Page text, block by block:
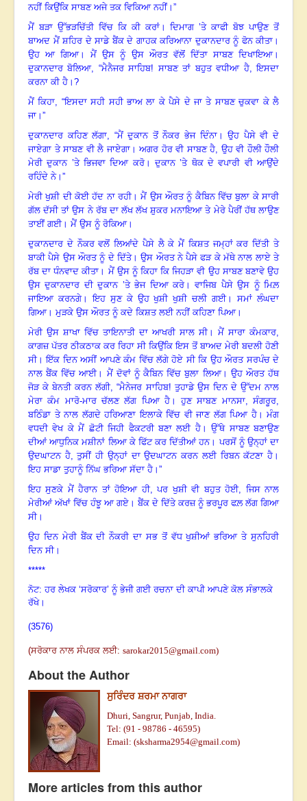
ਨਹੀਂ ਕਿਉਂਕਿ ਸਾਬਣ ਅਜੇ ਤਕ ਵਿਕਿਆ ਨਹੀਂ। ”
ਮੈਂ ਬੜਾ ਉੱਭੜਚਿੱਤੀ ਵਿੱਚ ਕਿ ਕੀ ਕਰਾਂ।ਦਿਮਾਗ ’ਤੇ ਕਾਫੀ ਬੋਝ ਪਾਉਣ ਤੋਂ
ਬਾਅਦ ਮੈਂ ਸ਼ਹਿਰ ਦੇ ਸਾਡੇ ਬੈਂਕ ਦੇ ਗਾਹਕ ਕਰਿਆਨਾ ਦੁਕਾਨਦਾਰ ਨੂੰ ਫੋਨ ਕੀਤਾ ।
ਉਹ ਆ ਗਿਆ।ਮੈਂ ਉਸ ਨੂੰ ਉਸ ਔਰਤ ਵੱਲੋਂ ਦਿੱਤਾ ਸਾਬਣ ਦਿਖਾਇਆ।
ਦੁਕਾਨਦਾਰ ਬੋਲਿਆ, “ਮੈਨੈਜਰ ਸਾਹਿਬ! ਸਾਬਣ ਤਾਂ ਬਹੁਤ ਵਧੀਆ ਹੈ, ਇਸਦਾ
ਕਰਨਾ ਕੀ ਹੈ । ?
ਮੈਂ ਕਿਹਾ, “ਇਸਦਾ ਸਹੀ ਸਹੀ ਭਾਅ ਲਾ ਕੇ ਪੈਸੇ ਦੇ ਜਾ ਤੇ ਸਾਬਣ ਚੁਕਵਾ ਕੇ ਲੈ
ਜਾ । ”
ਦੁਕਾਨਦਾਰ ਕਹਿਣ ਲੱਗਾ, “ਮੈਂ ਦੁਕਾਨ ਤੋਂ ਨੌਕਰ ਭੇਜ ਦਿੰਨਾ।
ਉਹ ਪੈਸੇ ਵੀ ਦੇ
ਜਾਏਗਾ ਤੇ ਸਾਬਣ ਵੀ ਲੈ ਜਾਏਗਾ। ਅਗਰ ਹੋਰ ਵੀ ਸਾਬਣ ਹੈ, ਉਹ ਵੀ ਹੌਲੀ ਹੌਲੀ
ਮੇਰੀ ਦੁਕਾਨ ’ਤੇ ਭਿਜਵਾ ਦਿਆ ਕਰੋ।ਦੁਕਾਨ ’ਤੇ ਥੋਕ ਦੇ ਵਪਾਰੀ ਵੀ ਆਉਂਦੇ
ਰਹਿੰਦੇ ਨੇ। ”
ਮੇਰੀ ਖੁਸ਼ੀ ਦੀ ਕੋਈ ਹੱਦ ਨਾ ਰਹੀ।ਮੈਂ ਉਸ ਔਰਤ ਨੂੰ ਕੈਬਿਨ ਵਿੱਚ ਬੁਲਾ ਕੇ ਸਾਰੀ
ਗੱਲ ਦੱਸੀ ਤਾਂ ਉਸ ਨੇ ਰੱਬ ਦਾ ਲੱਖ ਲੱਖ ਸ਼ੁਕਰ ਮਨਾਇਆ ਤੇ ਮੇਰੇ ਪੈਰੀਂ ਹੱਥ ਲਾਉਣ
ਤਾਈਂ ਗਈ। ਮੈਂ ਉਸ ਨੂੰ ਰੋਕਿਆ।
ਦੁਕਾਨਦਾਰ ਦੇ ਨੌਕਰ ਵਲੋਂ ਲਿਆਂਦੇ ਪੈਸੇ ਲੈ ਕੇ ਮੈਂ ਕਿਸ਼ਤ ਜਮ੍ਹਾਂ ਕਰ ਦਿੱਤੀ ਤੇ
ਬਾਕੀ ਪੈਸੇ ਉਸ ਔਰਤ ਨੂੰ ਦੇ ਦਿੱਤੇ।ਉਸ ਔਰਤ ਨੇ ਪੈਸੇ ਫੜ ਕੇ ਮੱਥੇ ਨਾਲ ਲਾਏ ਤੇ
ਰੱਬ ਦਾ ਧੰਨਵਾਦ ਕੀਤਾ । ਮੈਂ ਉਸ ਨੂੰ ਕਿਹਾ ਕਿ ਜਿਹੜਾ ਵੀ ਉਹ ਸਾਬਣ ਬਣਾਵੇ ਉਹ
ਉਸ ਦੁਕਾਨਦਾਰ ਦੀ ਦੁਕਾਨ ’ਤੇ ਭੇਜ ਦਿਆ ਕਰੇ।ਵਾਜਿਬ ਪੈਸੇ ਉਸ ਨੂੰ ਮਿਲ਼
ਜਾਇਆ ਕਰਨਗੇ।ਇਹ ਸੁਣ ਕੇ ਉਹ ਖੁਸ਼ੀ ਖੁਸ਼ੀ ਚਲੀ ਗਈ।ਸਮਾਂ ਲੰਘਦਾ
ਗਿਆ। ਮੁੜਕੇ ਉਸ ਔਰਤ ਨੂੰ ਕਦੇ ਕਿਸ਼ਤ ਲਈ ਨਹੀਂ ਕਹਿਣਾ ਪਿਆ।
ਮੇਰੀ ਉਸ ਸ਼ਾਖਾ ਵਿੱਚ ਤਾਇਨਾਤੀ ਦਾ ਆਖਰੀ ਸਾਲ ਸੀ। ਮੈਂ ਸਾਰਾ ਕੰਮਕਾਰ,
ਕਾਗਜ਼ ਪੱਤਰ ਠੀਕਠਾਕ ਕਰ ਰਿਹਾ ਸੀ ਕਿਉਂਕਿ ਇਸ ਤੋਂ ਬਾਅਦ ਮੇਰੀ ਬਦਲੀ ਹੋਣੀ
ਸੀ। ਇੱਕ ਦਿਨ ਅਸੀਂ ਆਪਣੇ ਕੰਮ ਵਿੱਚ ਲੱਗੇ ਹੋਏ ਸੀ ਕਿ ਉਹ ਔਰਤ ਸਰਪੰਚ ਦੇ
ਨਾਲ ਬੈਂਕ ਵਿੱਚ ਆਈ। ਮੈਂ ਦੋਵਾਂ ਨੂੰ ਕੈਬਿਨ ਵਿੱਚ ਬੁਲਾ ਲਿਆ। ਉਹ ਔਰਤ ਹੱਥ
ਜੋੜ ਕੇ ਬੇਨਤੀ ਕਰਨ ਲੱਗੀ, “ਮੈਨੇਜਰ ਸਾਹਿਬ! ਤੁਹਾਡੇ ਉਸ ਦਿਨ ਦੇ ਉੱਦਮ ਨਾਲ
ਮੇਰਾ ਕੰਮ ਮਾਰੋ-ਮਾਰ ਚੱਲਣ ਲੱਗ ਪਿਆ ਹੈ।ਹੁਣ ਸਾਬਣ ਮਾਨਸਾ,ਸੰਗਰੂਰ,
ਬਠਿੰਡਾ ਤੇ ਨਾਲ ਲੱਗਦੇ ਹਰਿਆਣਾ ਇਲਾਕੇ ਵਿੱਚ ਵੀ ਜਾਣ ਲੱਗ ਪਿਆ ਹੈ। ਮੰਗ
ਵਧਦੀ ਵੇਖ ਕੇ ਮੈਂ ਛੋਟੀ ਜਿਹੀ ਫੈਕਟਰੀ ਬਣਾ ਲਈ ਹੈ।ਉੱਥੇ ਸਾਬਣ ਬਣਾਉਣ
ਦੀਆਂ ਆਧੁਨਿਕ ਮਸ਼ੀਨਾਂ ਲਿਆ ਕੇ ਫਿੱਟ ਕਰ ਦਿੱਤੀਆਂ ਹਨ। ਪਰਸੋਂ ਨੂੰ ਉਨ੍ਹਾਂ ਦਾ
ਉਦਘਾਟਨ ਹੈ,ਤੁਸੀਂ ਹੀ ਉਨ੍ਹਾਂ ਦਾ ਉਦਘਾਟਨ ਕਰਨ ਲਈ ਰਿਬਨ ਕੱਟਣਾ ਹੈ ।
ਇਹ ਸਾਡਾ ਤੁਹਾਨੂੰ ਨਿੱਘ ਭਰਿਆ ਸੱਦਾ ਹੈ । ”
ਇਹ ਸੁਣਕੇ ਮੈਂ ਹੈਰਾਨ ਤਾਂ ਹੋਇਆ ਹੀ, ਪਰ ਖੁਸ਼ੀ ਵੀ ਬਹੁਤ ਹੋਈ, ਜਿਸ ਨਾਲ
ਮੇਰੀਆਂ ਅੱਖਾਂ ਵਿੱਚ ਹੰਝੂ ਆ ਗਏ । ਬੈਂਕ ਦੇ ਦਿੱਤੇ ਕਰਜ਼ ਨੂੰ ਭਰਪੂਰ ਫਲ਼ ਲੱਗ ਗਿਆ
ਸੀ।
ਉਹ ਦਿਨ ਮੇਰੀ ਬੈਂਕ ਦੀ ਨੌਕਰੀ ਦਾ ਸਭ ਤੋਂ ਵੱਧ ਖੁਸ਼ੀਆਂ ਭਰਿਆ ਤੇ ਸੁਨਹਿਰੀ
ਦਿਨ ਸੀ।
*****
ਨੋਟ: ਹਰ ਲੇਖਕ ‘ਸਰੋਕਾਰ’ ਨੂੰ ਭੇਜੀ ਗਈ ਰਚਨਾ ਦੀ ਕਾਪੀ ਆਪਣੇ ਕੋਲ ਸੰਭਾਲਕੇ
ਰੱਖੇ।
(3576)
(ਸਰੋਕਾਰ ਨਾਲ ਸੰਪਰਕ ਲਈ: sarokar2015@gmail.com)
About the Author
ਸੁਰਿੰਦਰ ਸ਼ਰਮਾ ਨਾਗਰਾ
Dhuri, Sangrur, Punjab, India.
Tel: (91 - 98786 - 46595)
Email: (sksharma2954@gmail.com)
More articles from this author